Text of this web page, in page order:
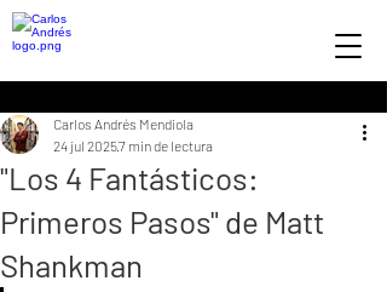
"Los 4 Fantásticos:
Primeros Pasos" de Matt
Shankman
Carlos Andrés Mendiola
24 jul 20257 min de lectura